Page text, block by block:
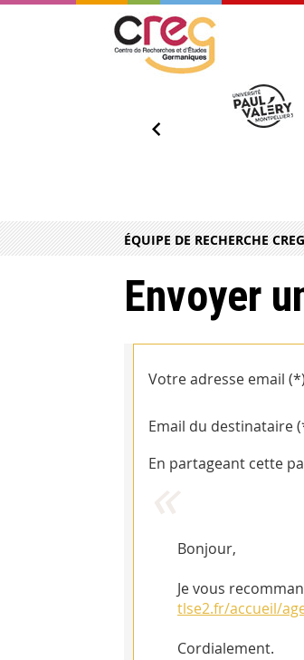
ÉQUIPE DE RECHERCHE CREG
Envoyer
Votre adresse email
Email du destinataire
En partageant cette
Bonjour,
Je vous
tlse2.fr/accueil/
Cordialement.